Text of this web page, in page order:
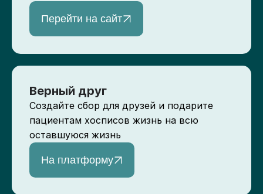
Перейти на сайт
Верный друг
Создайте сбор для друзей и подарите
пациентам хосписов жизнь на всю
оставшуюся жизнь
На платформу